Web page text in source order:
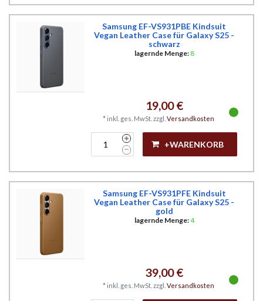
Samsung EF-VS931PBE Kindsuit
Vegan Leather Case für Galaxy S25 -
schwarz
lagernde Menge: 8
19,00 €
* inkl. ges. MwSt. zzgl. Versandkosten
+WARENKORB
Samsung EF-VS931PFE Kindsuit
Vegan Leather Case für Galaxy S25 -
gold
lagernde Menge:4
39,00 €
* inkl. ges. MwSt. zzgl. Versandkosten